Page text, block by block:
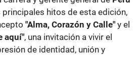
hitos de esta edición,
"Alma, Corazón y Calle" y el
aquí", una invitación a vivir el
de identidad, unión y